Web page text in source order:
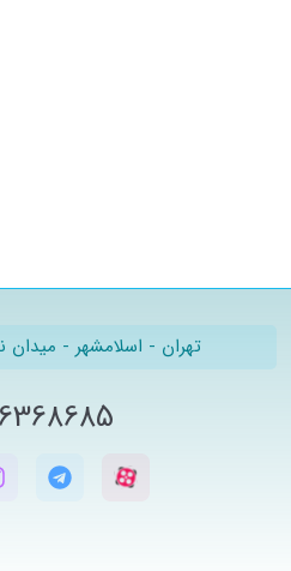
تهران - اسلامشهر - میدان